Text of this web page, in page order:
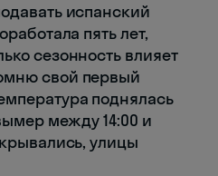
испанский
пять лет,
сезонность влияет
свой первый
поднялась
между 14:00 и
улицы